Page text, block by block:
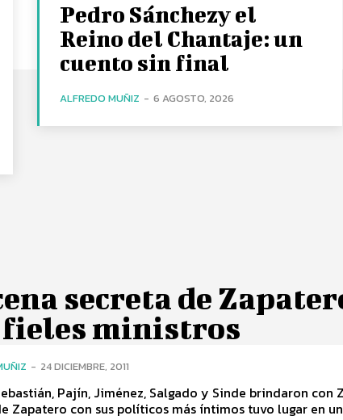
Pedro Sánchezy el
Reino del Chantaje: un
cuento sin final
ALFREDO MUÑIZ - 6 AGOSTO, 2026
secreta de
fieles ministros
- 24 DICIEMBRE, 2011
Pajín, Jiménez, Salgado y Sinde brindaron con
Zapatero con sus políticos más íntimos tuvo lugar en